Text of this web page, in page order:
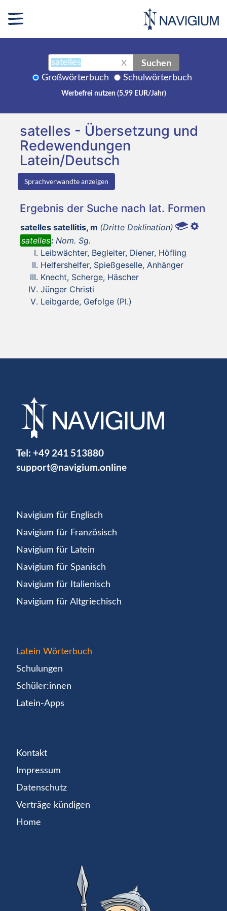
X Suchen
Großwörterbuch Schulwörterbuch
Werbefrei nutzen (5,99 EUR/Jahr)
satelles - Übersetzung und
Redewendungen
Latein/Deutsch
Sprachverwandte anzeigen
Ergebnis der Suche nach lat. Formen
satelles satellitis, m (Dritte Deklination)
satelles: Nom. Sg.
Leibwächter, Begleiter, Diener, Höfling
Helfershelfer, Spießgeselle, Anhänger
Knecht, Scherge, Häscher
Jünger Christi
Leibgarde, Gefolge (Pl.)
Tel: +49 241 513880
support@navigium.online
Navigium für Englisch
Navigium für Französisch
Navigium für Latein
Navigium für Spanisch
Navigium für Italienisch
Navigium für Altgriechisch
Latein Wörterbuch
Schulungen
Schüler:innen
Latein-Apps
Kontakt
Impressum
Datenschutz
Verträge kündigen
Home